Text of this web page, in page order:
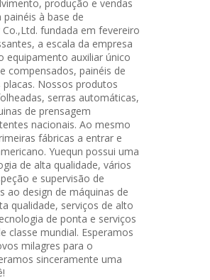
produção e vendas
à base de
fundada em fevereiro
a escala da empresa
equipamento auxiliar único
compensados, painéis de
Nossos produtos
serras automáticas,
de prensagem
nacionais. Ao mesmo
fábricas a entrar e
Yuequn possui uma
de alta qualidade, vários
e supervisão de
ao design de máquinas de
qualidade, serviços de alto
de ponta e serviços
classe mundial. Esperamos
milagres para o
sinceramente uma